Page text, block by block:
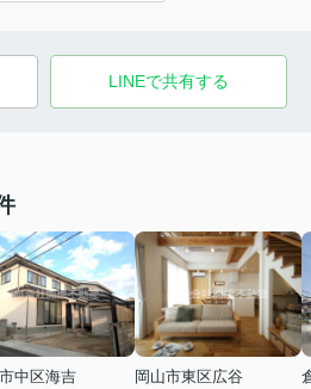
LINEで共有する
中区海吉
岡山市東区広谷